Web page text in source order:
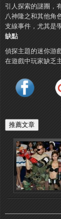
引人探索的謎團，
八神隆之和其他角
支線事件，尤其是
缺點
偵探主題的迷你游
在遊戲中玩家缺乏